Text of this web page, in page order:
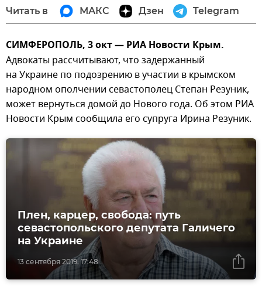
Читать в МАКС Дзен Telegram
СИМФЕРОПОЛЬ, 3 окт — РИА Новости Крым.
Адвокаты рассчитывают, что задержанный
на Украине по подозрению в участии в крымском
народном ополчении севастополец Степан Резуник,
может вернуться домой до Нового года. Об этом РИА
Новости Крым сообщила его супруга Ирина Резуник.
13 сентября 2019, 17:48
Плен, карцер, свобода: путь
севастопольского депутата Галичего
на Украине